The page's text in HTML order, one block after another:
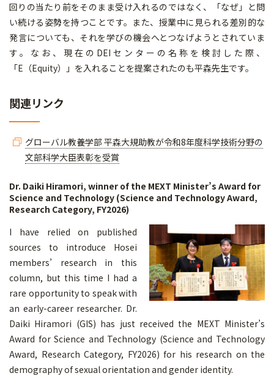
回りの当たり前をそのまま受け入れるのではなく、「なぜ」と問
い続ける姿勢を持つことです。また、授業中に見られる差別的な
発言についても、それを学びの機会へとつなげようとされていま
す。なお、現在のDEIセンターの名称を検討した際、
「E（Equity）」を入れることを提案されたのも平森先生です。
関連リンク
グローバル教養学部 平森大規助教が令和8年度科学技術分野の
文部科学大臣表彰を受賞
Dr. Daiki Hiramori, winner of the MEXT Minister’s Award for
Science and Technology (Science and Technology Award,
Research Category, FY2026)
I have relied on published
sources to introduce Hosei
members’ research in this
column, but this time I had a
rare opportunity to speak with
an early-career researcher. Dr.
Daiki Hiramori (GIS) has just received the MEXT Minister’s
Award for Science and Technology (Science and Technology
Award, Research Category, FY2026) for his research on the
demography of sexual orientation and gender identity.